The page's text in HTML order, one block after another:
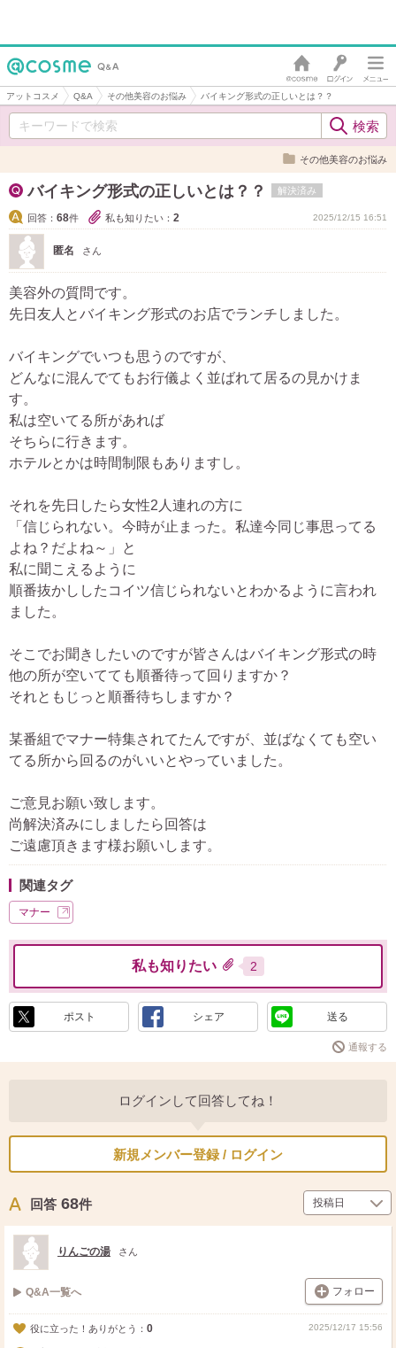
アットコスメ Q&A その他美容のお悩み バイキング形式の正しいとは？？
その他美容のお悩み
バイキング形式の正しいとは？？ 解決済み
回答： 68件 私も知りたい： 2 2025/12/15 16:51
匿名 さん
美容外の質問です。
先日友人とバイキング形式のお店でランチしました。
バイキングでいつも思うのですが、
どんなに混んでてもお行儀よく並ばれて居るの見かけま
す。
私は空いてる所があれば
そちらに行きます。
ホテルとかは時間制限もありますし。
それを先日したら女性2人連れの方に
「信じられない。今時が止まった。私達今同じ事思ってる
よね？だよね～」と
私に聞こえるように
順番抜かししたコイツ信じられないとわかるように言われ
ました。
そこでお聞きしたいのですが皆さんはバイキング形式の時
他の所が空いてても順番待って回りますか？
それともじっと順番待ちしますか？
某番組でマナー特集されてたんですが、並ばなくても空い
てる所から回るのがいいとやっていました。
ご意見お願い致します。
尚解決済みにしましたら回答は
ご遠慮頂きます様お願いします。
関連タグ
マナー
私も知りたい 2
ポスト シェア 送る
通報する
ログインして回答してね！
新規メンバー登録 / ログイン
回答 68件
りんごの湯 さん
Q&A一覧へ フォロー
役に立った！ありがとう： 0 2025/12/17 15:56